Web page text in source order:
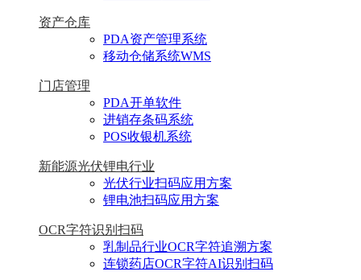
资产仓库
PDA资产管理系统
移动仓储系统WMS
门店管理
PDA开单软件
进销存条码系统
POS收银机系统
新能源光伏锂电行业
光伏行业扫码应用方案
锂电池扫码应用方案
OCR字符识别扫码
乳制品行业OCR字符追溯方案
连锁药店OCR字符AI识别扫码